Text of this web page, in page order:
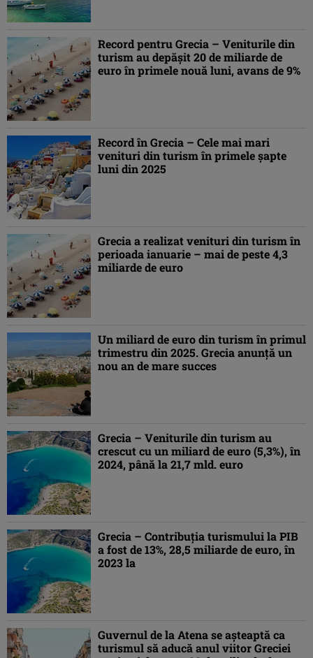
Record pentru Grecia – Veniturile din
turism au depăşit 20 de miliarde de
euro în primele nouă luni, avans de 9%
Record în Grecia – Cele mai mari
venituri din turism în primele şapte
luni din 2025
Grecia a realizat venituri din turism în
perioada ianuarie – mai de peste 4,3
miliarde de euro
Un miliard de euro din turism în primul
trimestru din 2025. Grecia anunţă un
nou an de mare succes
Grecia – Veniturile din turism au
crescut cu un miliard de euro (5,3%), în
2024, până la 21,7 mld. euro
Grecia – Contribuţia turismului la PIB
a fost de 13%, 28,5 miliarde de euro, în
2023 la
Guvernul de la Atena se așteaptă ca
turismul să aducă anul viitor Greciei